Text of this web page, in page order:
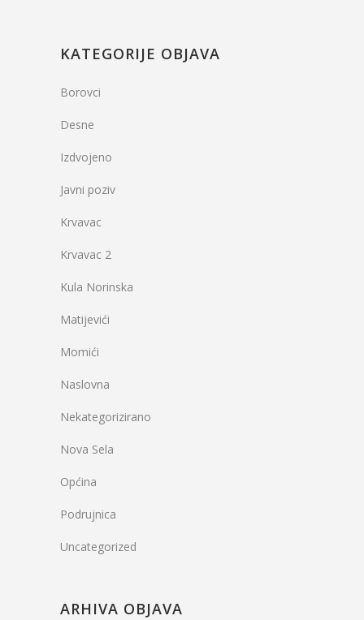
KATEGORIJE OBJAVA
Borovci
Desne
Izdvojeno
Javni poziv
Krvavac
Krvavac 2
Kula Norinska
Matijevići
Momići
Naslovna
Nekategorizirano
Nova Sela
Općina
Podrujnica
Uncategorized
ARHIVA OBJAVA